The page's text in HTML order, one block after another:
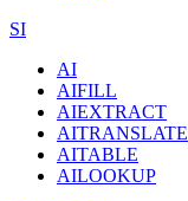
SI
AI
AIFILL
AIEXTRACT
AITRANSLATE
AITABLE
AILOOKUP